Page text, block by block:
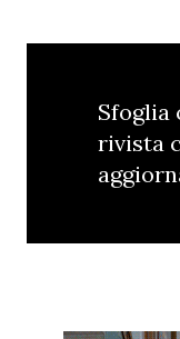
Sfoglia
rivista